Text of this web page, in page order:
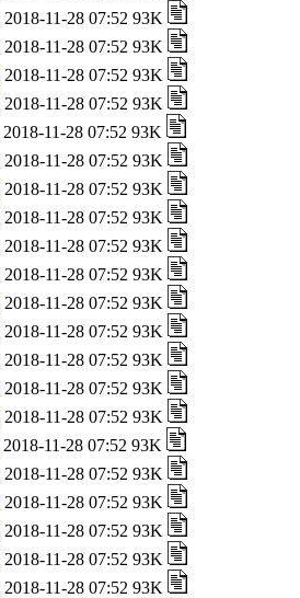
2018-11-28 07:52 93K
2018-11-28 07:52 93K
2018-11-28 07:52 93K
2018-11-28 07:52 93K
2018-11-28 07:52 93K
2018-11-28 07:52 93K
2018-11-28 07:52 93K
2018-11-28 07:52 93K
2018-11-28 07:52 93K
2018-11-28 07:52 93K
2018-11-28 07:52 93K
2018-11-28 07:52 93K
2018-11-28 07:52 93K
2018-11-28 07:52 93K
2018-11-28 07:52 93K
2018-11-28 07:52 93K
2018-11-28 07:52 93K
2018-11-28 07:52 93K
2018-11-28 07:52 93K
2018-11-28 07:52 93K
2018-11-28 07:52 93K